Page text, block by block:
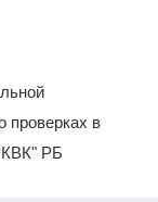
проверках в
РБ